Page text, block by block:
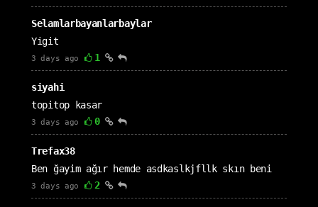
Selamlarbayanlarbaylar
Yigit
3 days ago 1
siyahi
topitop kasar
3 days ago 0
Trefax38
Ben ğayim ağır hemde asdkaslkjfllk skın beni
3 days ago 2